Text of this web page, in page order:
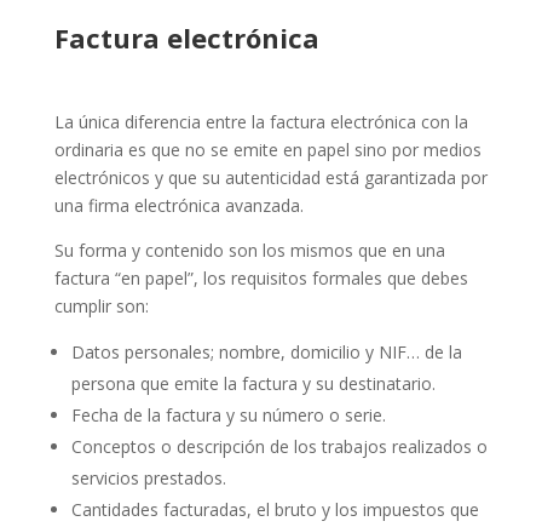
Factura electrónica
La única diferencia entre la factura electrónica con la
ordinaria es que no se emite en papel sino por medios
electrónicos y que su autenticidad está garantizada por
una firma electrónica avanzada.
Su forma y contenido son los mismos que en una
factura “en papel”, los requisitos formales que debes
cumplir son:
Datos personales; nombre, domicilio y NIF… de la
persona que emite la factura y su destinatario.
Fecha de la factura y su número o serie.
Conceptos o descripción de los trabajos realizados o
servicios prestados.
Cantidades facturadas, el bruto y los impuestos que